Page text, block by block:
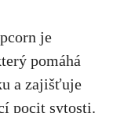
je
pomáhá
a zajišťuje
pocit sytosti.